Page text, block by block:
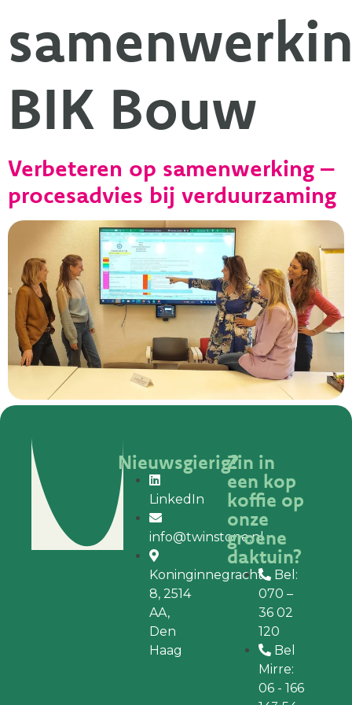
BIK Bouw
Verbeteren op samenwerking –
procesadvies bij verduurzaming
Nieuwsgierig?
LinkedIn
info@twinstone.nl
Koninginnegracht
8, 2514
AA,
Den
Haag
Zin in
een kop
koffie op
onze
groene
daktuin?
Bel:
070 –
36 02
120
Bel
Mirre:
06 - 166